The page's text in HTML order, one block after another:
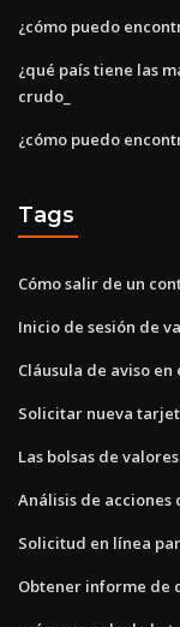
¿cómo puedo
¿qué país tiene las
crudo_
¿cómo puedo
Tags
Cómo salir de un
Inicio de sesión de
Cláusula de aviso
Solicitar nueva
Las bolsas de
Análisis de acciones
Solicitud en línea
Obtener informe de